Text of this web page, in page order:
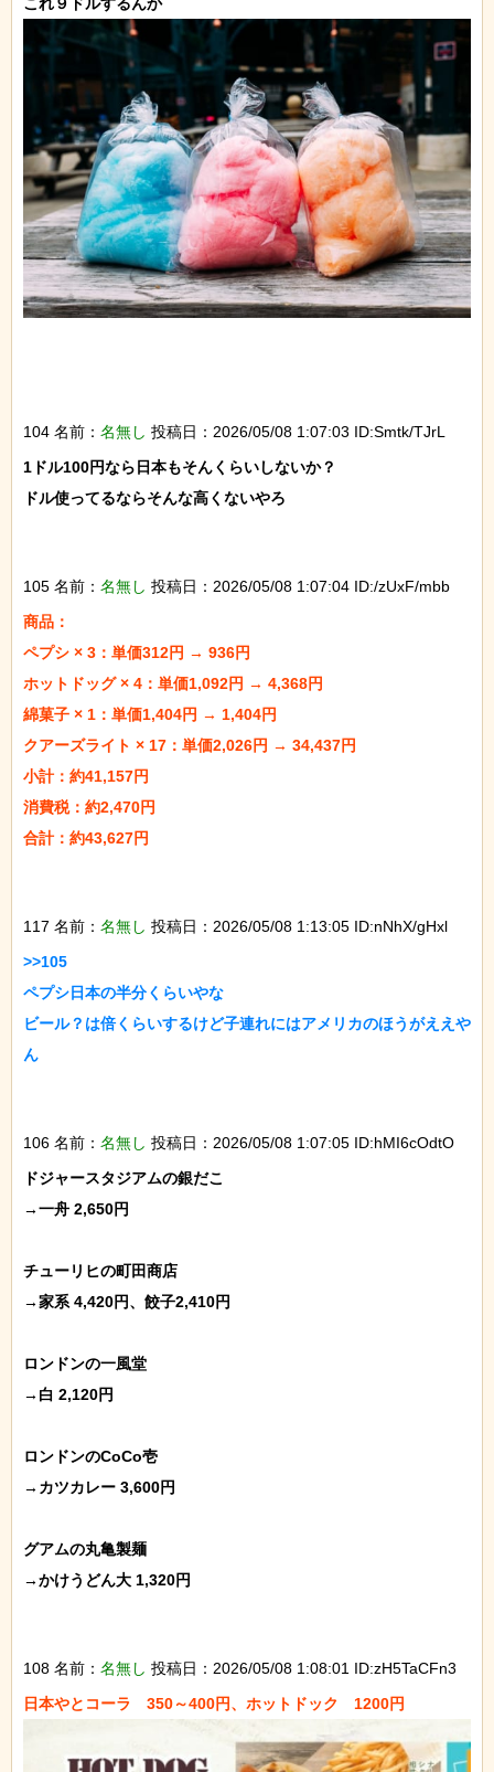
104 名前： 名無し 投稿日：2026/05/08 1:07:03 ID:Smtk/TJrL
1ドル100円なら日本もそんくらいしないか？
ドル使ってるならそんな高くないやろ
105 名前： 名無し 投稿日：2026/05/08 1:07:04 ID:/zUxF/mbb
商品：
ペプシ × 3：単価312円 → 936円
ホットドッグ × 4：単価1,092円 → 4,368円
綿菓子 × 1：単価1,404円 → 1,404円
クアーズライト × 17：単価2,026円 → 34,437円
小計：約41,157円
消費税：約2,470円
合計：約43,627円
117 名前： 名無し 投稿日：2026/05/08 1:13:05 ID:nNhX/gHxl
>>105
ペプシ日本の半分くらいやな
ビール？は倍くらいするけど子連れにはアメリカのほうがええや
ん
106 名前： 名無し 投稿日：2026/05/08 1:07:05 ID:hMI6cOdtO
ドジャースタジアムの銀だこ
→一舟 2,650円
チューリヒの町田商店
→家系 4,420円、餃子2,410円
ロンドンの一風堂
→白 2,120円
ロンドンのCoCo壱
→カツカレー 3,600円
グアムの丸亀製麺
→かけうどん大 1,320円
108 名前： 名無し 投稿日：2026/05/08 1:08:01 ID:zH5TaCFn3